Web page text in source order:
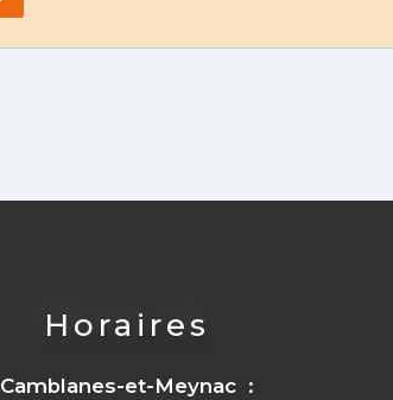
Horaires
Camblanes-et-Meynac :